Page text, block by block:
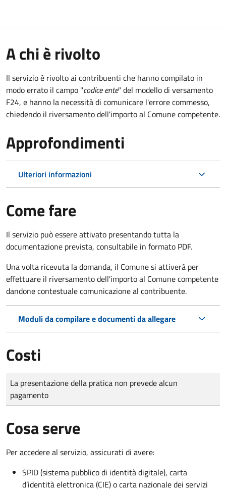
A chi è rivolto
Il servizio è rivolto ai contribuenti che hanno compilato in
modo errato il campo "codice ente" del modello di versamento
F24, e hanno la necessità di comunicare l'errore commesso,
chiedendo il riversamento dell'importo al Comune competente.
Approfondimenti
Ulteriori informazioni
Come fare
Il servizio può essere attivato presentando tutta la
documentazione prevista, consultabile in formato PDF.
Una volta ricevuta la domanda, il Comune si attiverà per
effettuare il riversamento dell'importo al Comune competente
dandone contestuale comunicazione al contribuente.
Moduli da compilare e documenti da allegare
Costi
Tipo di pagamento
Importo
La presentazione della pratica non prevede alcun
pagamento
Cosa serve
Per accedere al servizio, assicurati di avere:
SPID (sistema pubblico di identità digitale), carta
d’identità elettronica (CIE) o carta nazionale dei servizi